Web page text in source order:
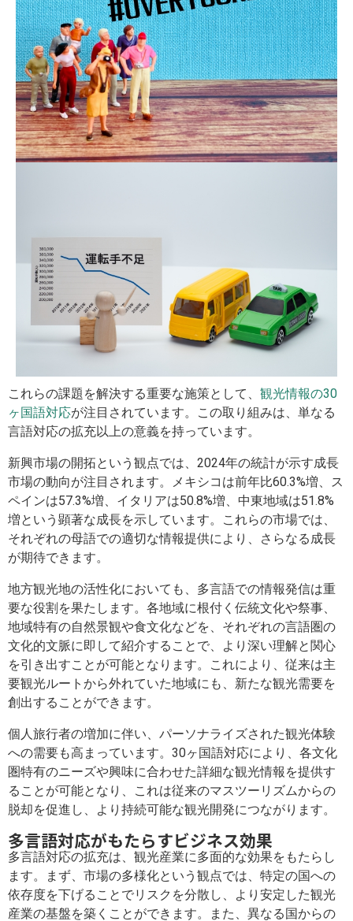
これらの課題を解決する重要な施策として、 観光情報の30
ヶ国語対応が注目されています。この取り組みは、単なる
言語対応の拡充以上の意義を持っています。
新興市場の開拓という観点では、2024年の統計が示す成長
市場の動向が注目されます。メキシコは前年比60.3%増、ス
ペインは57.3%増、イタリアは50.8%増、中東地域は51.8%
増という顕著な成長を示しています。これらの市場では、
それぞれの母語での適切な情報提供により、さらなる成長
が期待できます。
地方観光地の活性化においても、多言語での情報発信は重
要な役割を果たします。各地域に根付く伝統文化や祭事、
地域特有の自然景観や食文化などを、それぞれの言語圏の
文化的文脈に即して紹介することで、より深い理解と関心
を引き出すことが可能となります。これにより、従来は主
要観光ルートから外れていた地域にも、新たな観光需要を
創出することができます。
個人旅行者の増加に伴い、パーソナライズされた観光体験
への需要も高まっています。30ヶ国語対応により、各文化
圏特有のニーズや興味に合わせた詳細な観光情報を提供す
ることが可能となり、これは従来のマスツーリズムからの
脱却を促進し、より持続可能な観光開発につながります。
多言語対応がもたらすビジネス効果
多言語対応の拡充は、観光産業に多面的な効果をもたらし
ます。まず、市場の多様化という観点では、特定の国への
依存度を下げることでリスクを分散し、より安定した観光
産業の基盤を築くことができます。また、異なる国からの